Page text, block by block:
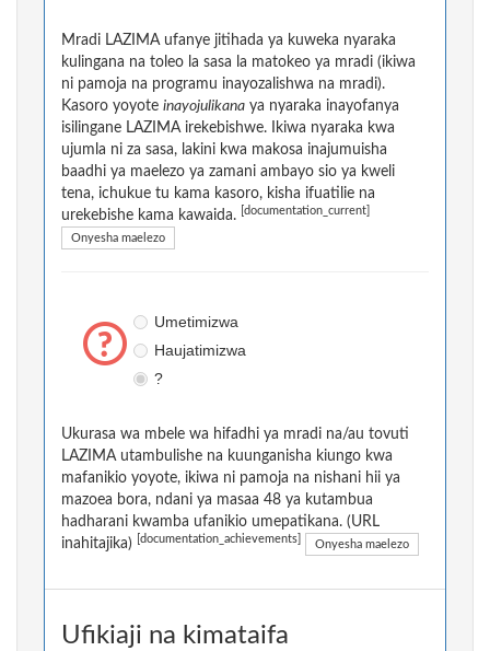
Mradi LAZIMA ufanye jitihada ya kuweka nyaraka
kulingana na toleo la sasa la matokeo ya mradi (ikiwa
ni pamoja na programu inayozalishwa na mradi).
Kasoro yoyote inayojulikana ya nyaraka inayofanya
isilingane LAZIMA irekebishwe. Ikiwa nyaraka kwa
ujumla ni za sasa, lakini kwa makosa inajumuisha
baadhi ya maelezo ya zamani ambayo sio ya kweli
tena, ichukue tu kama kasoro, kisha ifuatilie na
urekebishe kama kawaida.
[documentation_current]
Onyesha maelezo
Umetimizwa
Haujatimizwa
?
Ukurasa wa mbele wa hifadhi ya mradi na/au tovuti
LAZIMA utambulishe na kuunganisha kiungo kwa
mafanikio yoyote, ikiwa ni pamoja na nishani hii ya
mazoea bora, ndani ya masaa 48 ya kutambua
hadharani kwamba ufanikio umepatikana. (URL
inahitajika)
[documentation_achievements] Onyesha maelezo
Ufikiaji na kimataifa